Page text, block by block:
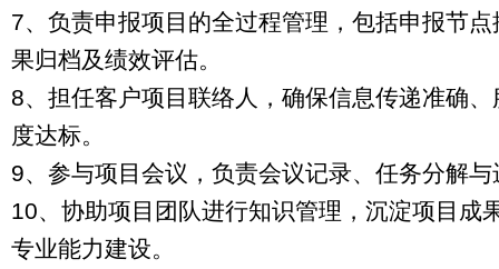
7、负责申报项目的全过程管理，包括申报节
果归档及绩效评估。
8、担任客户项目联络人，确保信息传递准确
度达标。
9、参与项目会议，负责会议记录、任务分解
10、协助项目团队进行知识管理，沉淀项目成
专业能力建设。